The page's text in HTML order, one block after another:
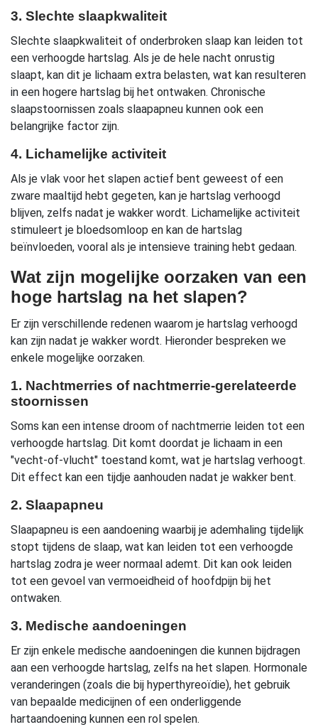
3. Slechte slaapkwaliteit
Slechte slaapkwaliteit of onderbroken slaap kan leiden tot
een verhoogde hartslag. Als je de hele nacht onrustig
slaapt, kan dit je lichaam extra belasten, wat kan resulteren
in een hogere hartslag bij het ontwaken. Chronische
slaapstoornissen zoals slaapapneu kunnen ook een
belangrijke factor zijn.
4. Lichamelijke activiteit
Als je vlak voor het slapen actief bent geweest of een
zware maaltijd hebt gegeten, kan je hartslag verhoogd
blijven, zelfs nadat je wakker wordt. Lichamelijke activiteit
stimuleert je bloedsomloop en kan de hartslag
beïnvloeden, vooral als je intensieve training hebt gedaan.
Wat zijn mogelijke oorzaken van een
hoge hartslag na het slapen?
Er zijn verschillende redenen waarom je hartslag verhoogd
kan zijn nadat je wakker wordt. Hieronder bespreken we
enkele mogelijke oorzaken.
1. Nachtmerries of nachtmerrie-gerelateerde
stoornissen
Soms kan een intense droom of nachtmerrie leiden tot een
verhoogde hartslag. Dit komt doordat je lichaam in een
"vecht-of-vlucht" toestand komt, wat je hartslag verhoogt.
Dit effect kan een tijdje aanhouden nadat je wakker bent.
2. Slaapapneu
Slaapapneu is een aandoening waarbij je ademhaling tijdelijk
stopt tijdens de slaap, wat kan leiden tot een verhoogde
hartslag zodra je weer normaal ademt. Dit kan ook leiden
tot een gevoel van vermoeidheid of hoofdpijn bij het
ontwaken.
3. Medische aandoeningen
Er zijn enkele medische aandoeningen die kunnen bijdragen
aan een verhoogde hartslag, zelfs na het slapen. Hormonale
veranderingen (zoals die bij hyperthyreoïdie), het gebruik
van bepaalde medicijnen of een onderliggende
hartaandoening kunnen een rol spelen.